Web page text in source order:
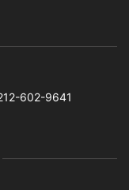
602-9641